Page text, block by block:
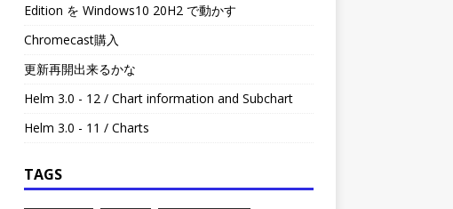
Edition を Windows10 20H2 で動かす
Chromecast購入
更新再開出来るかな
Helm 3.0 - 12 / Chart information and Subchart
Helm 3.0 - 11 / Charts
TAGS